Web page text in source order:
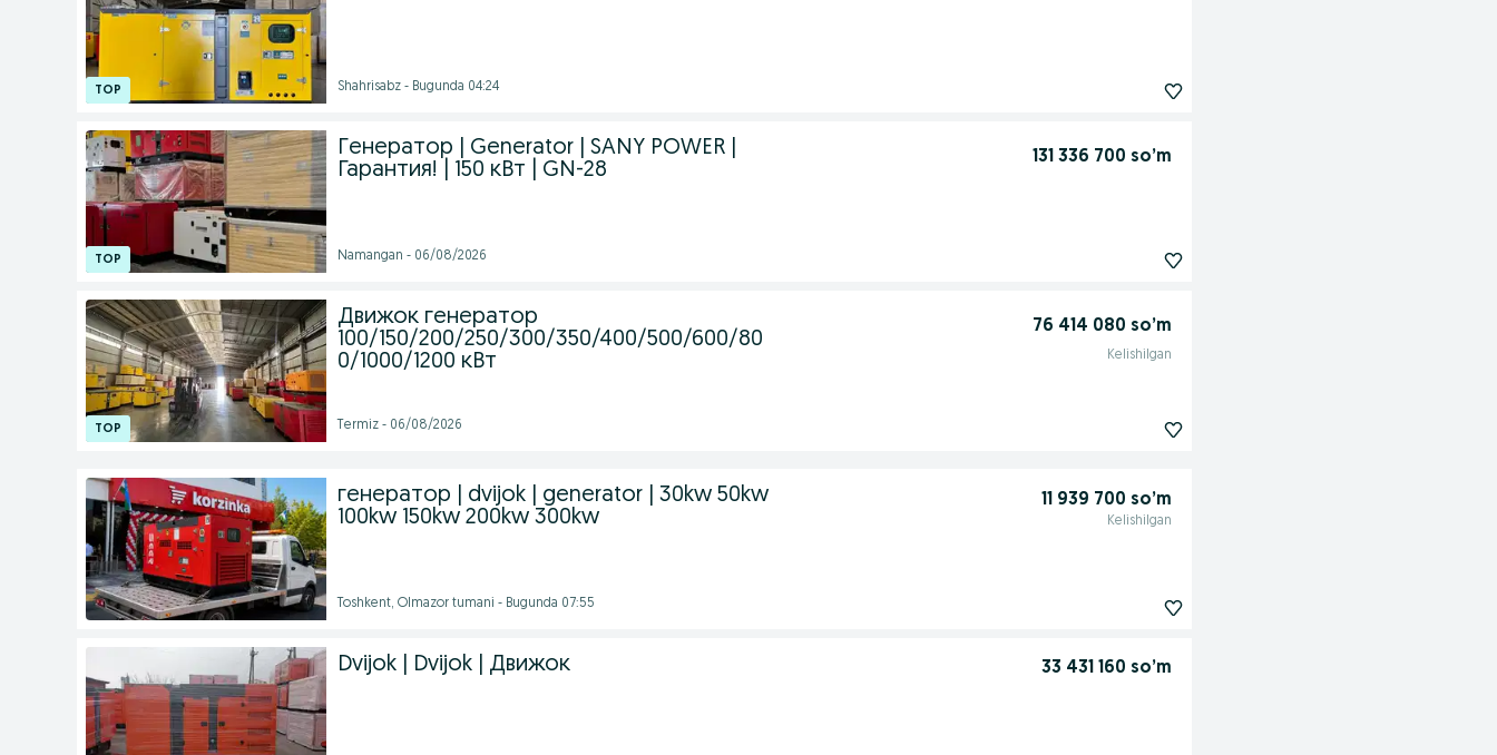
Shahrisabz - Bugunda 04:24
Генератор | Generator | SANY POWER |
Гарантия! | 150 кВт | GN-28
131 336 700 so’m
Namangan - 06/08/2026
Движок генератор
100/150/200/250/300/350/400/500/600/80
0/1000/1200 кВт
76 414 080 so’m
Kelishilgan
Termiz - 06/08/2026
генератор | dvijok | generator | 30kw 50kw
100kw 150kw 200kw 300kw
11 939 700 so’m
Kelishilgan
Toshkent, Olmazor tumani - Bugunda 07:55
Dvijok | Dvijok | Движок 33 431 160 so’m